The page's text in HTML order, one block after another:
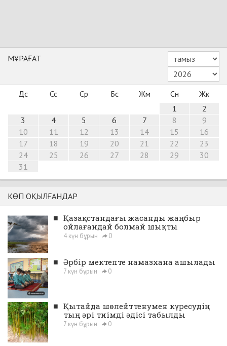
МҰРАҒАТ
Дс Сс Ср Бс Жм Сн
Жк
1
2
3
4 5 6 7 8
9
10
11 12 13 14 15
16
17
18 19 20 21 22
23
24
25 26 27 28 29
30
31
КӨП ОҚЫЛҒАНДАР
■ Қазақстандағы жасанды жаңбыр
ойлағандай болмай шықты
4 күн бұрын 0
■ Әрбір мектепте намазхана ашылады
7 күн бұрын 0
■ Қытайда шөлейттенумен күресудің
тың әрі тиімді әдісі табылды
7 күн бұрын 0